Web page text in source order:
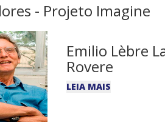
- Projeto Imagine
Emilio Lèbre
Rovere
LEIA MAIS